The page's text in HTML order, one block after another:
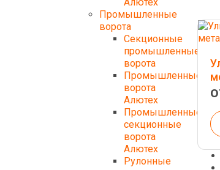
Промышленные
ворота
Секционные
промышленные
ворота
Промышленные
ворота
Алютех
Промышленные
секционные
ворота
Алютех
Рулонные